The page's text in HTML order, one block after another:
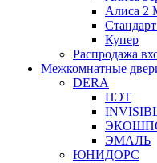
Алиса
Купер
Распродажа
Межкомнатные
DERA
ПЭТ
ЭМАЛЬ
ЮНИДОРС